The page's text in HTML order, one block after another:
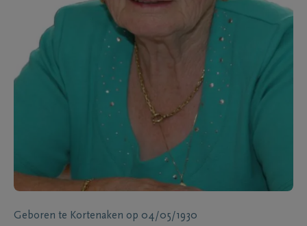
Geboren te Kortenaken op 04/05/1930